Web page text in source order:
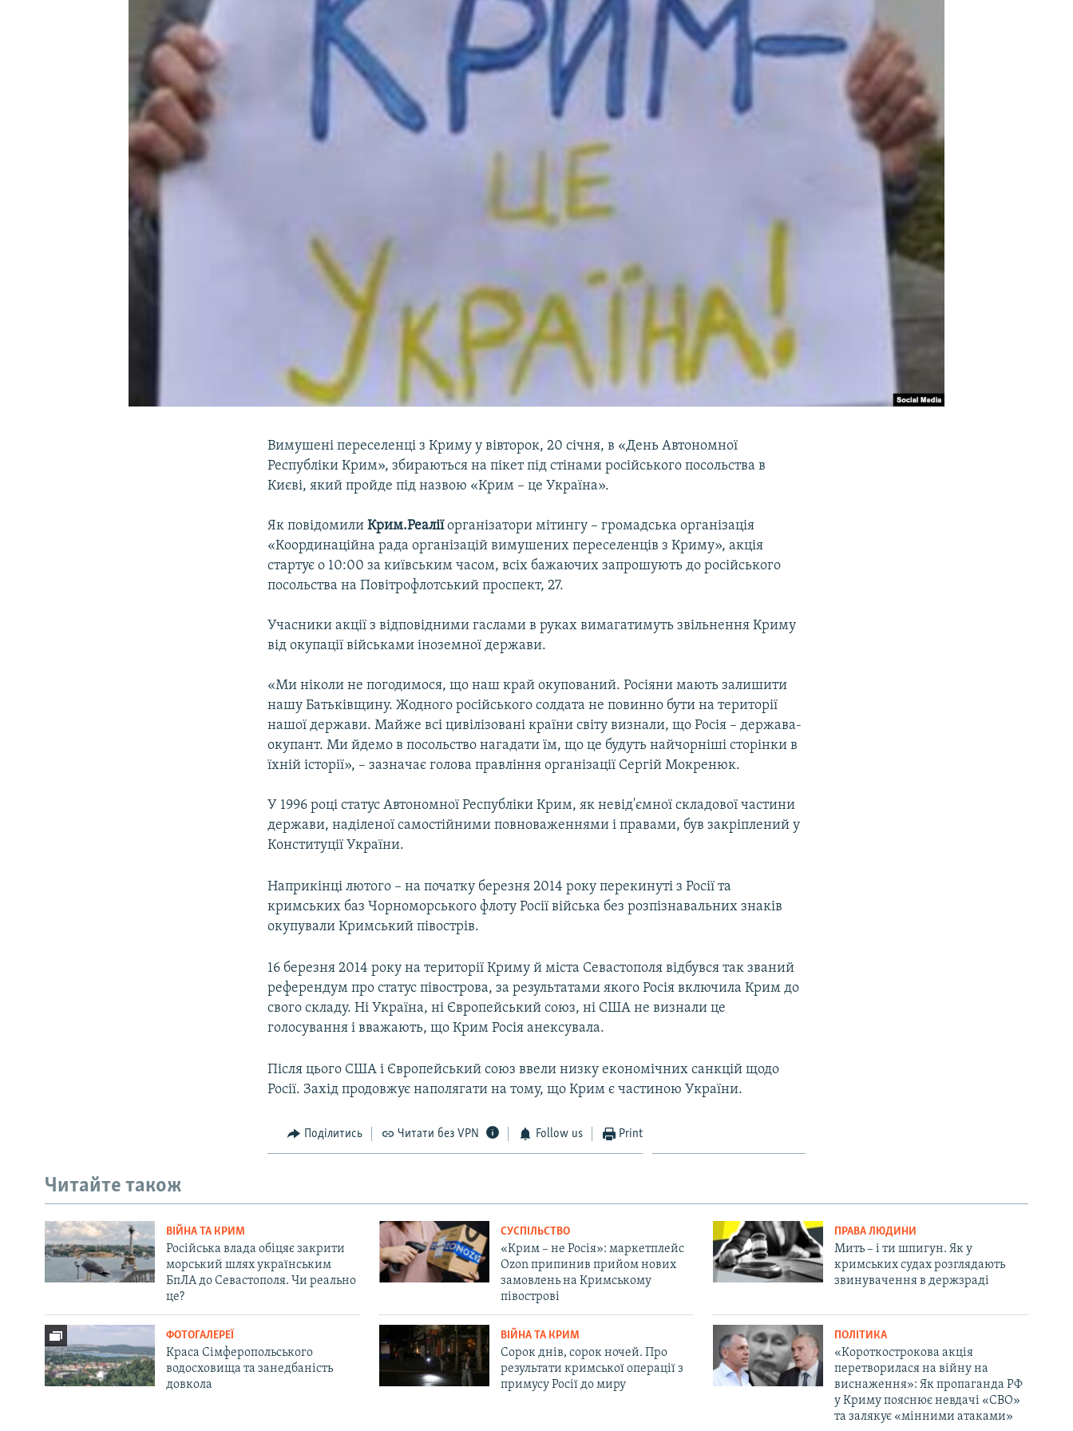
УКРАЇНСЬКА ПРОБЛЕМА КРИМУ
Вимушені переселенці з Криму у вівторок, 20 січня, в «День Автономної
Республіки Крим», збираються на пікет під стінами російського посольства в
Києві, який пройде під назвою «Крим – це Україна».
Як повідомилиКрим.Реаліїорганізатори мітингу – громадська організація
«Координаційна рада організацій вимушених переселенців з Криму», акція
стартує о 10:00 за київським часом, всіх бажаючих запрошують до російського
посольства на Повітрофлотський проспект, 27.
Учасники акції з відповідними гаслами в руках вимагатимуть звільнення Криму
від окупації військами іноземної держави.
«Ми ніколи не погодимося, що наш край окупований. Росіяни мають залишити
нашу Батьківщину. Жодного російського солдата не повинно бути на території
нашої держави. Майже всі цивілізовані країни світу визнали, що Росія – держава-
окупант. Ми йдемо в посольство нагадати їм, що це будуть найчорніші сторінки в
їхній історії», – зазначає голова правління організації Сергій Мокренюк.
У 1996 році статус Автономної Республіки Крим, як невід'ємної складової частини
держави, наділеної самостійними повноваженнями і правами, був закріплений у
Конституції України.
Наприкінці лютого – на початку березня 2014 року перекинуті з Росії та
кримських баз Чорноморського флоту Росії війська без розпізнавальних знаків
окупували Кримський півострів.
16 березня 2014 року на території Криму й міста Севастополя відбувся так званий
референдум про статус півострова, за результатами якого Росія включила Крим до
свого складу. Ні Україна, ні Європейський союз, ні США не визнали це
голосування і вважають, що Крим Росія анексувала.
Після цього США і Європейський союз ввели низку економічних санкцій щодо
Росії. Захід продовжує наполягати на тому, що Крим є частиною України.
Поділитись Читати без VPN Follow us Print
Читайте також
ВІЙНА ТА КРИМ
Російська влада обіцяє закрити
морський шлях українським
БпЛА до Севастополя. Чи реально
це?
СУСПІЛЬСТВО
«Крим – не Росія»: маркетплейс
Ozon припинив прийом нових
замовлень на Кримському
півострові
ПРАВА ЛЮДИНИ
Мить – і ти шпигун. Як у
кримських судах розглядають
звинувачення в держзраді
ФОТОГАЛЕРЕЇ
Краса Сімферопольського
водосховища та занедбаність
довкола
ВІЙНА ТА КРИМ
Сорок днів, сорок ночей. Про
результати кримської операції з
примусу Росії до миру
ПОЛІТИКА
«Короткострокова акція
перетворилася на війну на
виснаження»: Як пропаганда РФ
у Криму пояснює невдачі «СВО»
та залякує «мінними атаками»